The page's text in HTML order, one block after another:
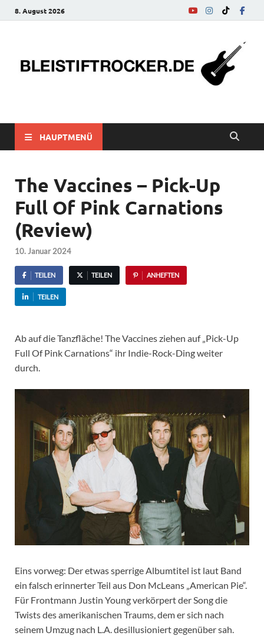
8. August 2026
bleistiftrocker.de
HAUPTMENÜ
The Vaccines – Pick-Up
Full Of Pink Carnations
(Review)
10. Januar 2024
TEILEN TEILEN ANHEFTEN
TEILEN
Ab auf die Tanzfläche! The Vaccines ziehen auf „Pick-Up
Full Of Pink Carnations“ ihr Indie-Rock-Ding weiter
durch.
Eins vorweg: Der etwas sperrige Albumtitel ist laut Band
ein falsch erinnerter Teil aus Don McLeans „American Pie“.
Für Frontmann Justin Young verkörpert der Song die
Twists des amerikanischen Traums, dem er sich nach
seinem Umzug nach L.A. desillusioniert gegenüber sah.